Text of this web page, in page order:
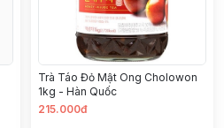
Trà Táo Đỏ Mật Ong Cholowon
1kg - Hàn Quốc
215.000đ